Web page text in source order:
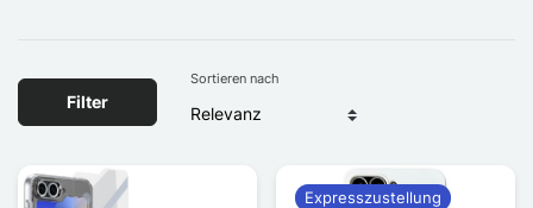
Filter
Sortieren nach
Expresszustellung